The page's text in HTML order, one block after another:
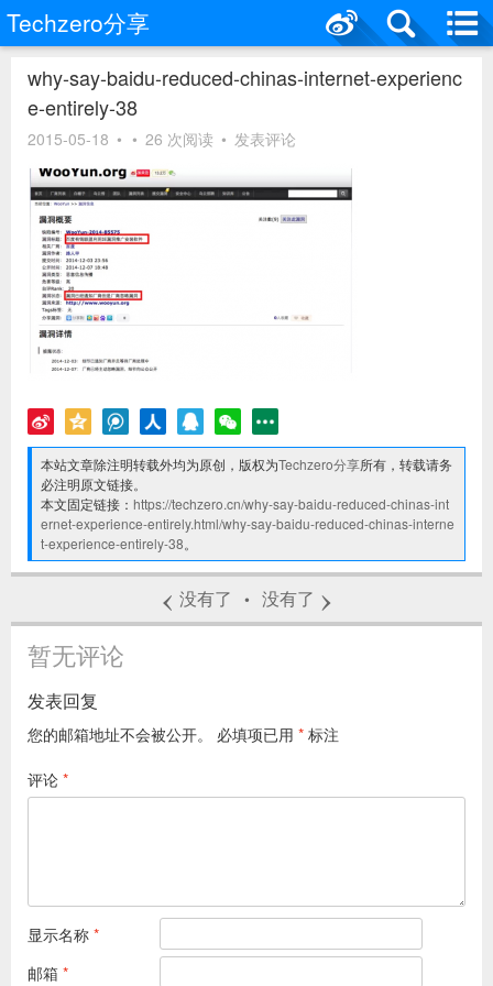
Techzero分享
why-say-baidu-reduced-chinas-internet-experienc
e-entirely-38
2015-05-18 • • 26 次阅读 • 发表评论
本站文章除注明转载外均为原创，版权为Techzero分享所有，转载请务
必注明原文链接。
本文固定链接：https://techzero.cn/why-say-baidu-reduced-chinas-int
ernet-experience-entirely.html/why-say-baidu-reduced-chinas-interne
t-experience-entirely-38。
‹ 没有了 • 没有了 ›
暂无评论
发表回复
您的邮箱地址不会被公开。 必填项已用 * 标注
评论 *
显示名称 *
邮箱 *